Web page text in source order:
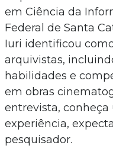
em Ciência da
Federal de Santa
Iuri identificou
arquivistas,
habilidades e
em obras
entrevista, conheça
experiência,
pesquisador.